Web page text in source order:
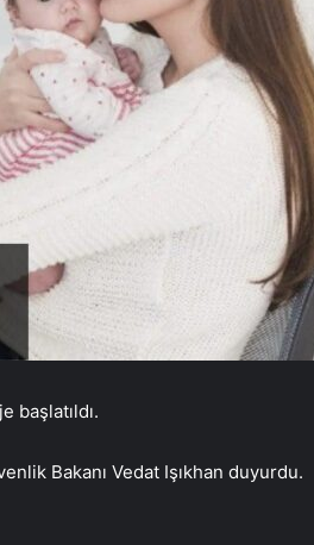
başlatıldı.
Bakanı Vedat Işıkhan duyurdu.